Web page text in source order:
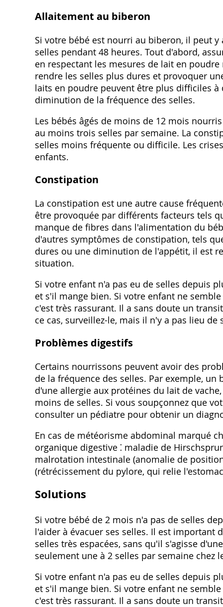
Allaitement au biberon
Si votre bébé est nourri au biberon, il peut
selles pendant 48 heures. Tout d'abord,
en respectant les mesures de lait en
rendre les selles plus dures et provoquer
laits en poudre peuvent être plus difficiles
diminution de la fréquence des selles.
Les bébés âgés de moins de 12 mois
au moins trois selles par semaine. La
selles moins fréquente ou difficile. Les
enfants.
Constipation
La constipation est une autre cause
être provoquée par différents facteurs tels
manque de fibres dans l'alimentation du
d'autres symptômes de constipation, tels
dures ou une diminution de l'appétit, il est
situation.
Si votre enfant n'a pas eu de selles depuis
et s'il mange bien. Si votre enfant ne
c'est très rassurant. Il a sans doute un
ce cas, surveillez-le, mais il n'y a pas lieu de
Problèmes digestifs
Certains nourrissons peuvent avoir des
de la fréquence des selles. Par exemple,
d'une allergie aux protéines du lait de
moins de selles. Si vous soupçonnez que
consulter un pédiatre pour obtenir un
En cas de météorisme abdominal marqué
organique digestive ⁚ maladie de
malrotation intestinale (anomalie de
(rétrécissement du pylore, qui relie
Solutions
Si votre bébé de 2 mois n'a pas de selles
l'aider à évacuer ses selles. Il est important
selles très espacées, sans qu'il s'agisse
seulement une à 2 selles par semaine chez
Si votre enfant n'a pas eu de selles depuis
et s'il mange bien. Si votre enfant ne
c'est très rassurant. Il a sans doute un